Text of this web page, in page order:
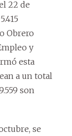
22 de
Obrero
y
esta
a un total
son
se